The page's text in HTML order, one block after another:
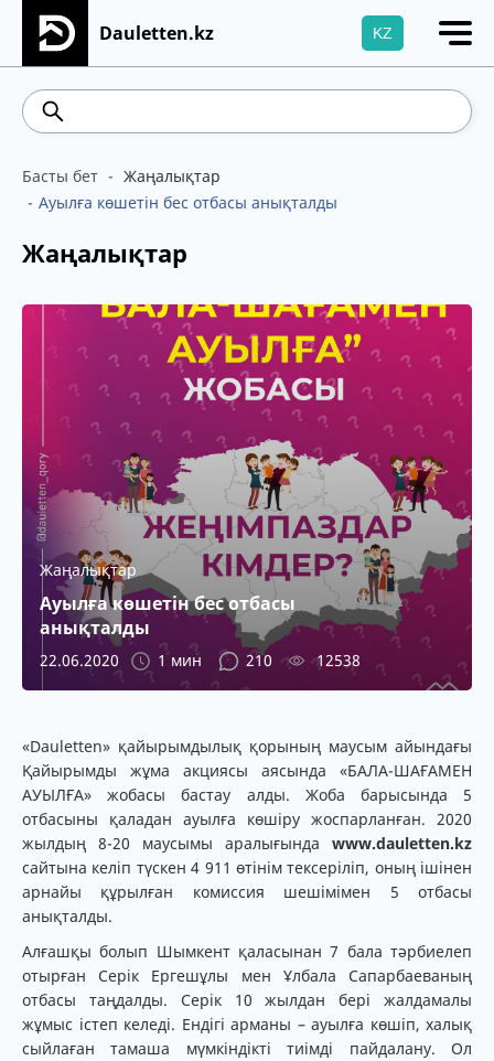
Dauletten.kz KZ
Сіздің өтінішіңіз сәтті жіберілді, Рақмет!
Басты бет
Жаңалықтар
Ауылға көшетін бес отбасы анықталды
Жаңалықтар
Жаңалықтар
Ауылға көшетін бес отбасы
анықталды
22.06.2020 1 мин 210 12538
«Dauletten» қайырымдылық қорының маусым айындағы
Қайырымды жұма акциясы аясында «БАЛА-ШАҒАМЕН
АУЫЛҒА» жобасы бастау алды. Жоба барысында 5
отбасыны қаладан ауылға көшіру жоспарланған. 2020
жылдың 8-20 маусымы аралығында www.dauletten.kz
сайтына келіп түскен 4 911 өтінім тексеріліп, оның ішінен
арнайы құрылған комиссия шешімімен 5 отбасы
анықталды.
Алғашқы болып Шымкент қаласынан 7 бала тәрбиелеп
отырған Серік Ергешұлы мен Ұлбала Сапарбаеваның
отбасы таңдалды. Серік 10 жылдан бері жалдамалы
жұмыс істеп келеді. Ендігі арманы – ауылға көшіп, халық
сыйлаған тамаша мүмкіндікті тиімді пайдалану. Ол